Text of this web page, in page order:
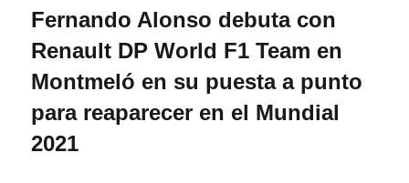
Fernando Alonso debuta con
Renault DP World F1 Team en
Montmeló en su puesta a punto
para reaparecer en el Mundial
2021